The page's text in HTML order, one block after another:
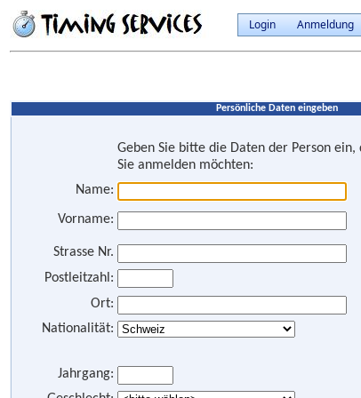
Login Anmeldung
Persönliche Daten eingeben
Geben Sie bitte die Daten der Person ein,
Sie anmelden möchten:
Name:
Vorname:
Strasse Nr.
Postleitzahl:
Ort:
Nationalität:
Jahrgang: